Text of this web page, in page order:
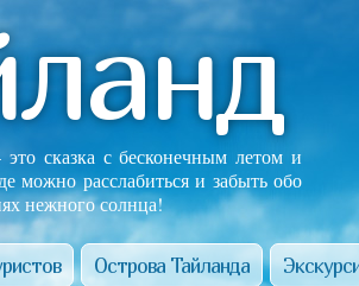
сказка с бесконечным летом и
можно расслабиться и забыть обо
нежного солнца!
Острова Тайланда